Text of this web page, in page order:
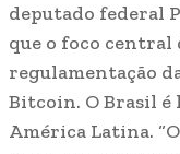
deputado federal
que o foco central
regulamentação
Bitcoin. O Brasil
América Latina.